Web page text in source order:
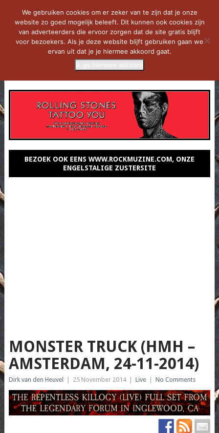
BEZOEK OOK EENS WWW.ROCKMUZINE.COM, ONZE
ENGELSTALIGE ZUSTERSITE
MONSTER TRUCK (HMH –
AMSTERDAM, 24-11-2014)
Dirk van den Heuvel 25 November 2014 Live No Comments
We gebruiken cookies om er zeker van te zijn dat je onze
website zo goed mogelijk beleeft. Dit kunnen ook cookies zijn
van adverteerders die ervoor zorgen dat de site gratis blijft
voor bezoekers. Als je deze website blijft gebruiken gaan we
ervan uit dat je je hiermee akkoord gaat.
Ik ga hiermee akkoord